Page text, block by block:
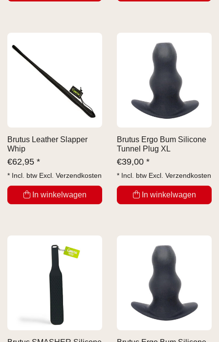
Brutus Leather Slapper
Whip
€62,95 *
* Incl. btw Excl. Verzendkosten
In winkelwagen
Brutus Ergo Bum Silicone
Tunnel Plug XL
€39,00 *
* Incl. btw Excl. Verzendkosten
In winkelwagen